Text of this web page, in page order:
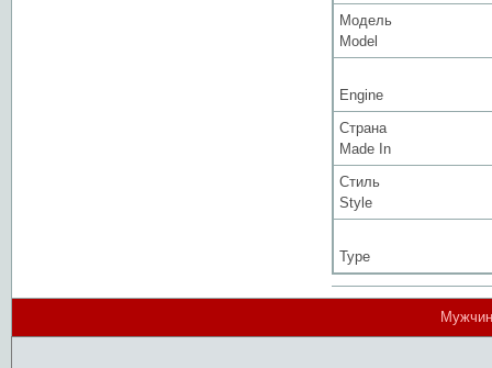
Модель
Model
Engine
Страна
Made In
Стиль
Style
Type